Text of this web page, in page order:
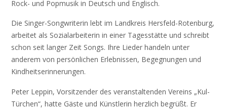
Rock- und Popmusik in Deutsch und Englisch.
Die Singer-Songwriterin lebt im Landkreis Hersfeld-Rotenburg,
arbeitet als Sozialarbeiterin in einer Tagesstätte und schreibt
schon seit langer Zeit Songs. Ihre Lieder handeln unter
anderem von persönlichen Erlebnissen, Begegnungen und
Kindheitserinnerungen.
Peter Leppin, Vorsitzender des veranstaltenden Vereins „Kul-
Türchen“, hatte Gäste und Künstlerin herzlich begrüßt. Er